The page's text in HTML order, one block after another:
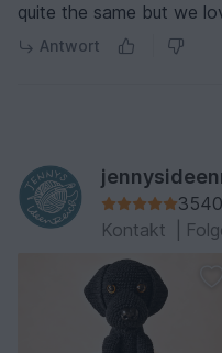
quite the same but we
Antwort
Kontakt